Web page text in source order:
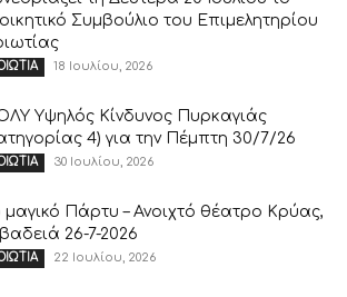
Συμβούλιο του Επιμελητηρίου
18 Ιουλίου, 2026
Υψηλός Κίνδυνος Πυρκαγιάς
4) για την Πέμπτη 30/7/26
30 Ιουλίου, 2026
μαγικό Πάρτυ – Ανοιχτό θέατρο Κρύας,
26-7-2026
22 Ιουλίου, 2026